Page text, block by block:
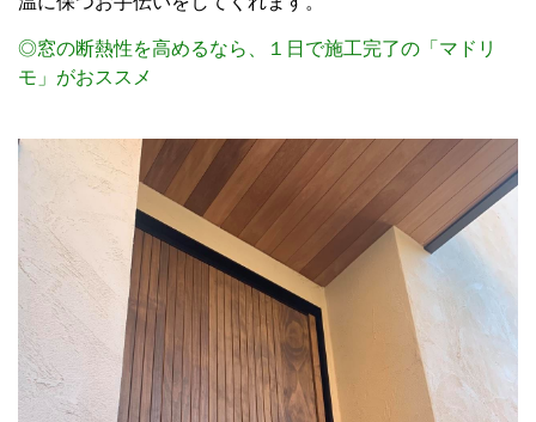
◎窓の断熱性を高めるなら、１日で施工完了の「マドリ
モ」がおススメ